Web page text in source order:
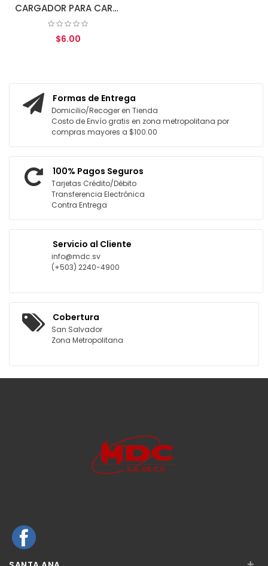
CARGADOR PARA CARRO DOBLE USB CR-216
$6.00
Formas de Entrega
Domicilio/Recoger en Tienda
Costo de Envío gratis en zona metropolitana por
compras mayores a $100.00
100% Pagos Seguros
Tarjetas Crédito/Débito
Transferencia Electrónica
Contra Entrega
Servicio al Cliente
info@mdc.sv
(+503) 2240-4900
Cobertura
San Salvador
Zona Metropolitana